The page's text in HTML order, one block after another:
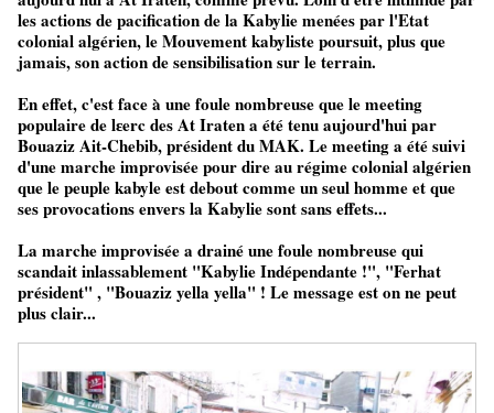
les actions de pacification de la Kabylie menées par l'Etat
colonial algérien, le Mouvement kabyliste poursuit, plus que
jamais, son action de sensibilisation sur le terrain.
En effet, c'est face à une foule nombreuse que le meeting
populaire de lɛerc des At Iraten a été tenu aujourd'hui par
Bouaziz Ait-Chebib, président du MAK. Le meeting a été suivi
d'une marche improvisée pour dire au régime colonial algérien
que le peuple kabyle est debout comme un seul homme et que
ses provocations envers la Kabylie sont sans effets...
La marche improvisée a drainé une foule nombreuse qui
scandait inlassablement "Kabylie Indépendante !", "Ferhat
président" , "Bouaziz yella yella" ! Le message est on ne peut
plus clair...